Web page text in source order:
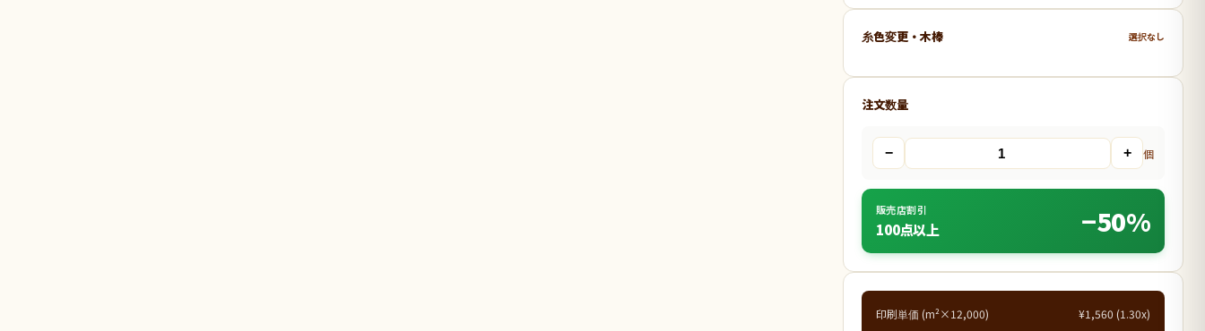
糸色変更・木棒 選択なし
注文数量
− + 個
販売店割引
100点以上 −50%
印刷単価 (m²×12,000)
¥1,560 (1.30x)